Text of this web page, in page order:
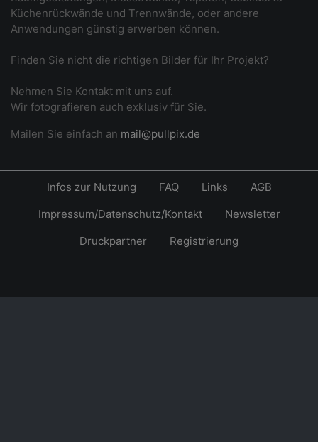
Küchenrückwände und Trennwände, oder andere
Anwendungen günstig erwerben können.
Finden Sie nicht die richtigen Bilder für Ihr Projekt?
Nehmen Sie Kontakt mit uns auf.
Wir fotografieren auch exklusiv für Sie.
Mailen Sie einfach an mail@pullpix.de
Infos zur Nutzung FAQ Links
AGB
Impressum/Datenschutz/Kontakt
Newsletter
Druckpartner
Registrierung